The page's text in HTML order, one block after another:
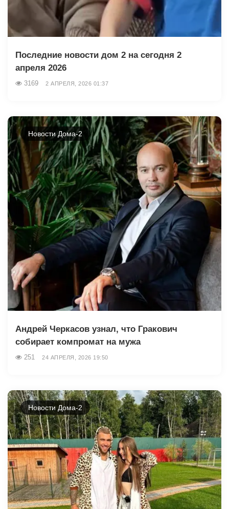
Последние новости дом 2 на сегодня 2
апреля 2026
3169 2 АПРЕЛЯ, 2026 01:37
Новости Дома-2
Андрей Черкасов узнал, что Гракович
собирает компромат на мужа
251 24 АПРЕЛЯ, 2026 19:50
Новости Дома-2